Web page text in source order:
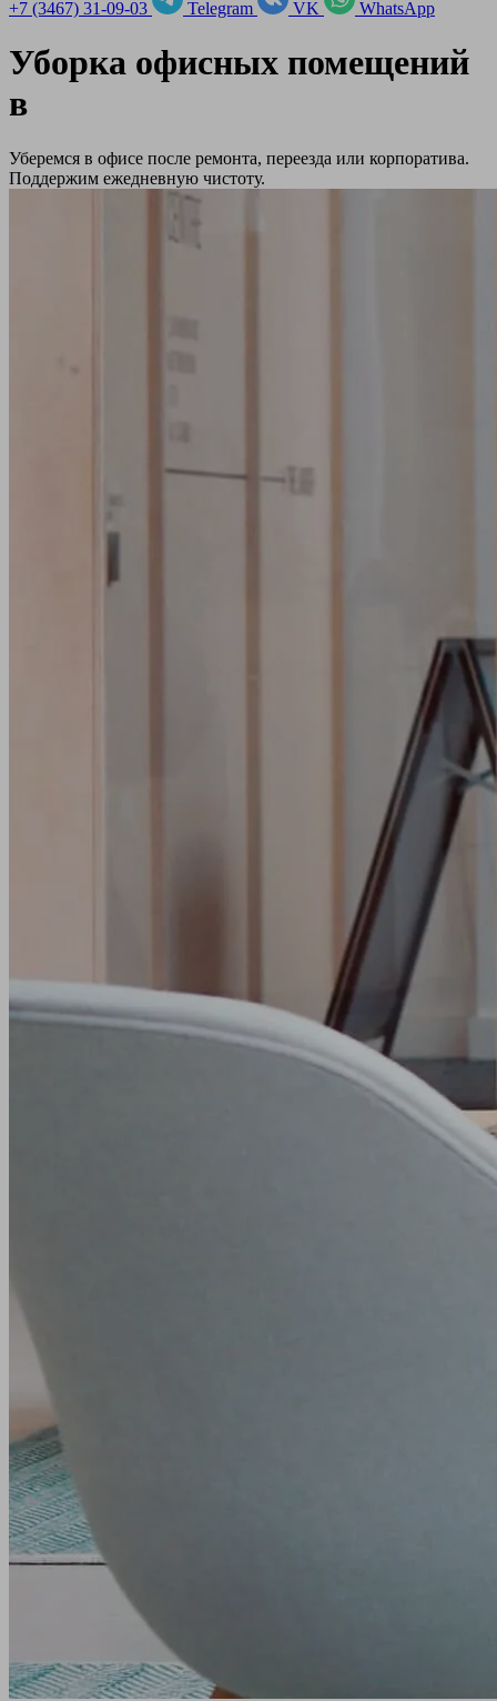
+7 (3467) 31-09-03 Telegram VK WhatsApp
Уборка офисных помещений
в
Уберемся в офисе после ремонта, переезда или корпоратива.
Поддержим ежедневную чистоту.